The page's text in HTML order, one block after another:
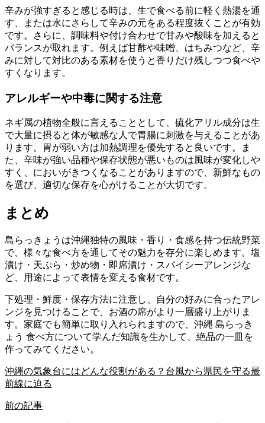
辛みが強すぎると感じる時は、生で食べる前に軽く熱湯を通
す、または水にさらして辛みの元をある程度抜くことが有効
です。さらに、調味料や付け合わせで甘みや酸味を加えると
バランスが取れます。例えば甘酢や味噌、はちみつなど、辛
みに対して対比のある素材を使うと香りだけ残しつつ食べや
すくなります。
アレルギーや中毒に関する注意
ネギ属の植物全般に言えることとして、硫化アリル成分は生
で大量に摂ると体が敏感な人で胃腸に刺激を与えることがあ
ります。胃が弱い方は加熱調理を優先すると良いです。ま
た、辛味が強い品種や保存状態が悪いものは風味が変化しや
すく、においがきつくなることがありますので、新鮮なもの
を選び、適切な保存を心がけることが大切です。
まとめ
島らっきょうは沖縄独特の風味・香り・食感を持つ伝統野菜
で、様々な食べ方を通してその魅力を存分に楽しめます。塩
漬け・天ぷら・炒め物・即席漬け・スパイシーアレンジな
ど、用途によって表情を変える食材です。
下処理・鮮度・保存方法に注意し、自分の好みに合ったアレ
ンジを見つけることで、お酒の席がより一層盛り上がりま
す。家庭でも簡単に取り入れられますので、沖縄 島らっき
ょう 食べ方について学んだ知識を生かして、絶品の一皿を
作ってみてください。
沖縄の気象台にはどんな役割がある？台風から県民を守る最
前線に迫る
前の記事